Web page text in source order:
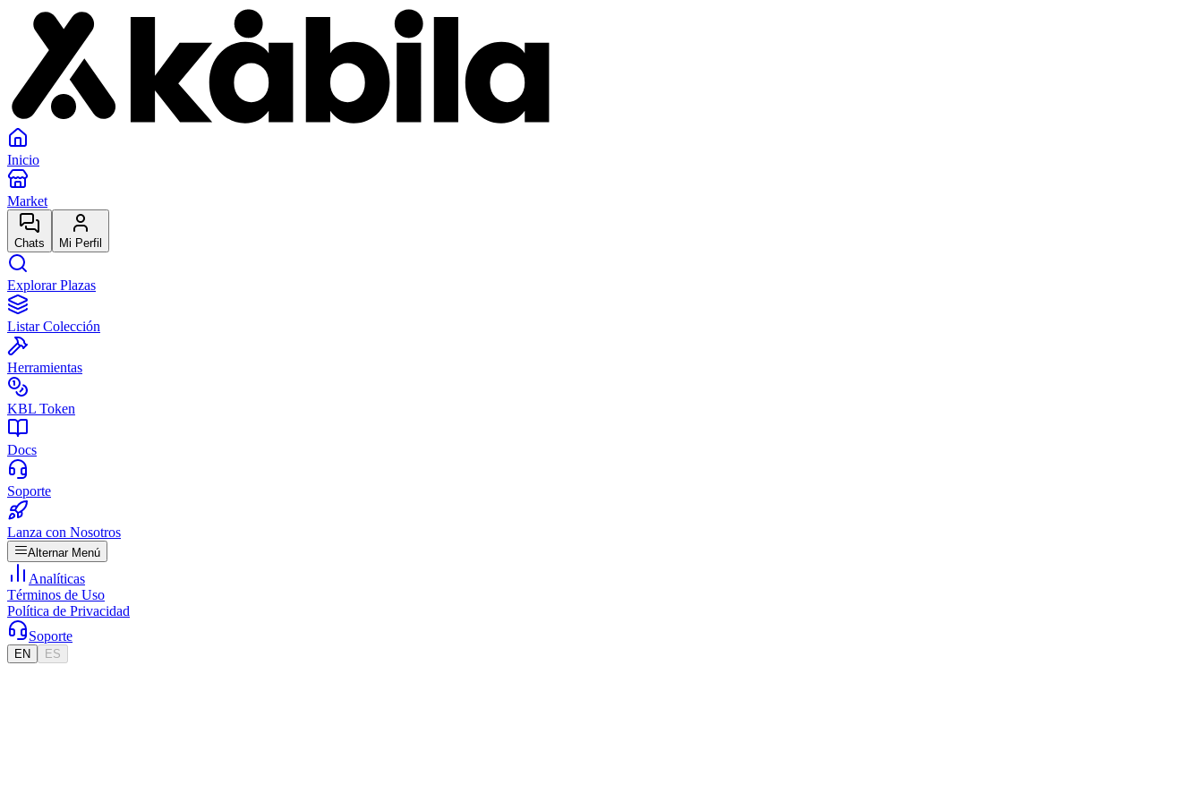
Inicio
Market
Chats Mi Perfil
Explorar Plazas
Listar Colección
Herramientas
KBL Token
Docs
Soporte
Lanza con Nosotros
Alternar Menú
Analíticas
Términos de Uso
Política de Privacidad
Soporte
EN ES